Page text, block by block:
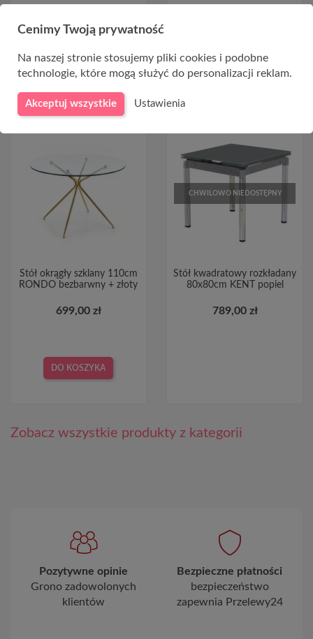
1 549,00 zł
DO KOSZYKA DO KOSZYKA
Stół okrągły szklany 110cm
RONDO bezbarwny + złoty
699,00 zł
DO KOSZYKA
CHWILOWO NIEDOSTĘPNY
Stół kwadratowy rozkładany
80x80cm KENT popiel
789,00 zł
Zobacz wszystkie produkty z kategorii
Pozytywne opinie
Grono zadowolonych
klientów
Bezpieczne płatności
bezpieczeństwo
zapewnia Przelewy24
Cenimy Twoją prywatność
Na naszej stronie stosujemy pliki cookies i podobne
technologie, które mogą służyć do personalizacji reklam.
Akceptuj wszystkie Ustawienia